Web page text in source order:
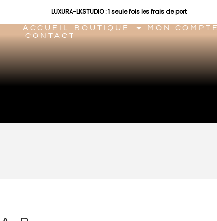
LUXURA-LKSTUDIO : 1 seule fois les frais de port
ACCUEIL BOUTIQUE MON COMPTE
CONTACT